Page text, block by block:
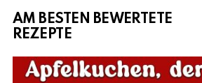
AM BESTEN BEWERTETE
REZEPTE